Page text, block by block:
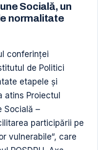
Socială, un
normalitate
conferinţei
de Politici
etapele şi
atins Proiectul
Socială –
participării pe
vulnerabile“, care